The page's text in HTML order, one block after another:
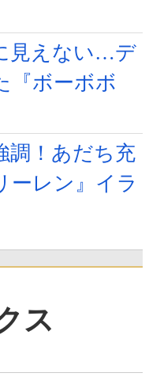
見えない…デ
『ボーボボ
調！あだち充
ーレン』イラ
ス